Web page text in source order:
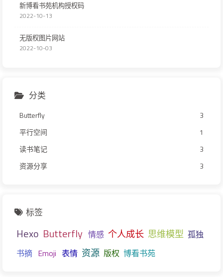
新博看书苑机构授权码
2022-10-13
无版权图片网站
2022-10-03
分类
Butterfly
3
平行空间
1
读书笔记
3
资源分享
3
标签
Hexo Butterfly 情感 个人成长 思维模型 孤独
书摘 Emoji 表情 资源 版权 博看书苑